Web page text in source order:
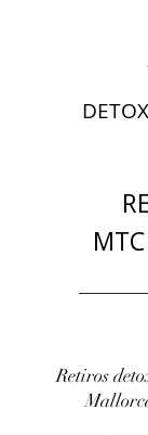
Retiros